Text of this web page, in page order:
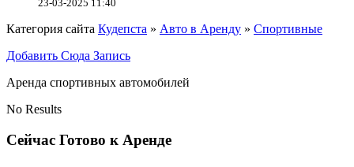
23-03-2025 11:40
Категория сайта Кудепста » Авто в Аренду » Спортивные
Добавить Сюда Запись
Аренда спортивных автомобилей
No Results
Сейчас Готово к Аренде